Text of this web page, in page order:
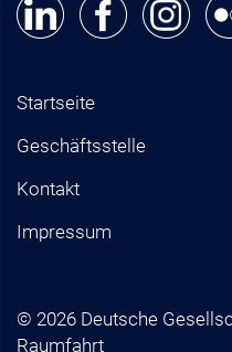
Startseite
Geschäftsstelle
Kontakt
Impressum
© 2026 Deutsche
Raumfahrt